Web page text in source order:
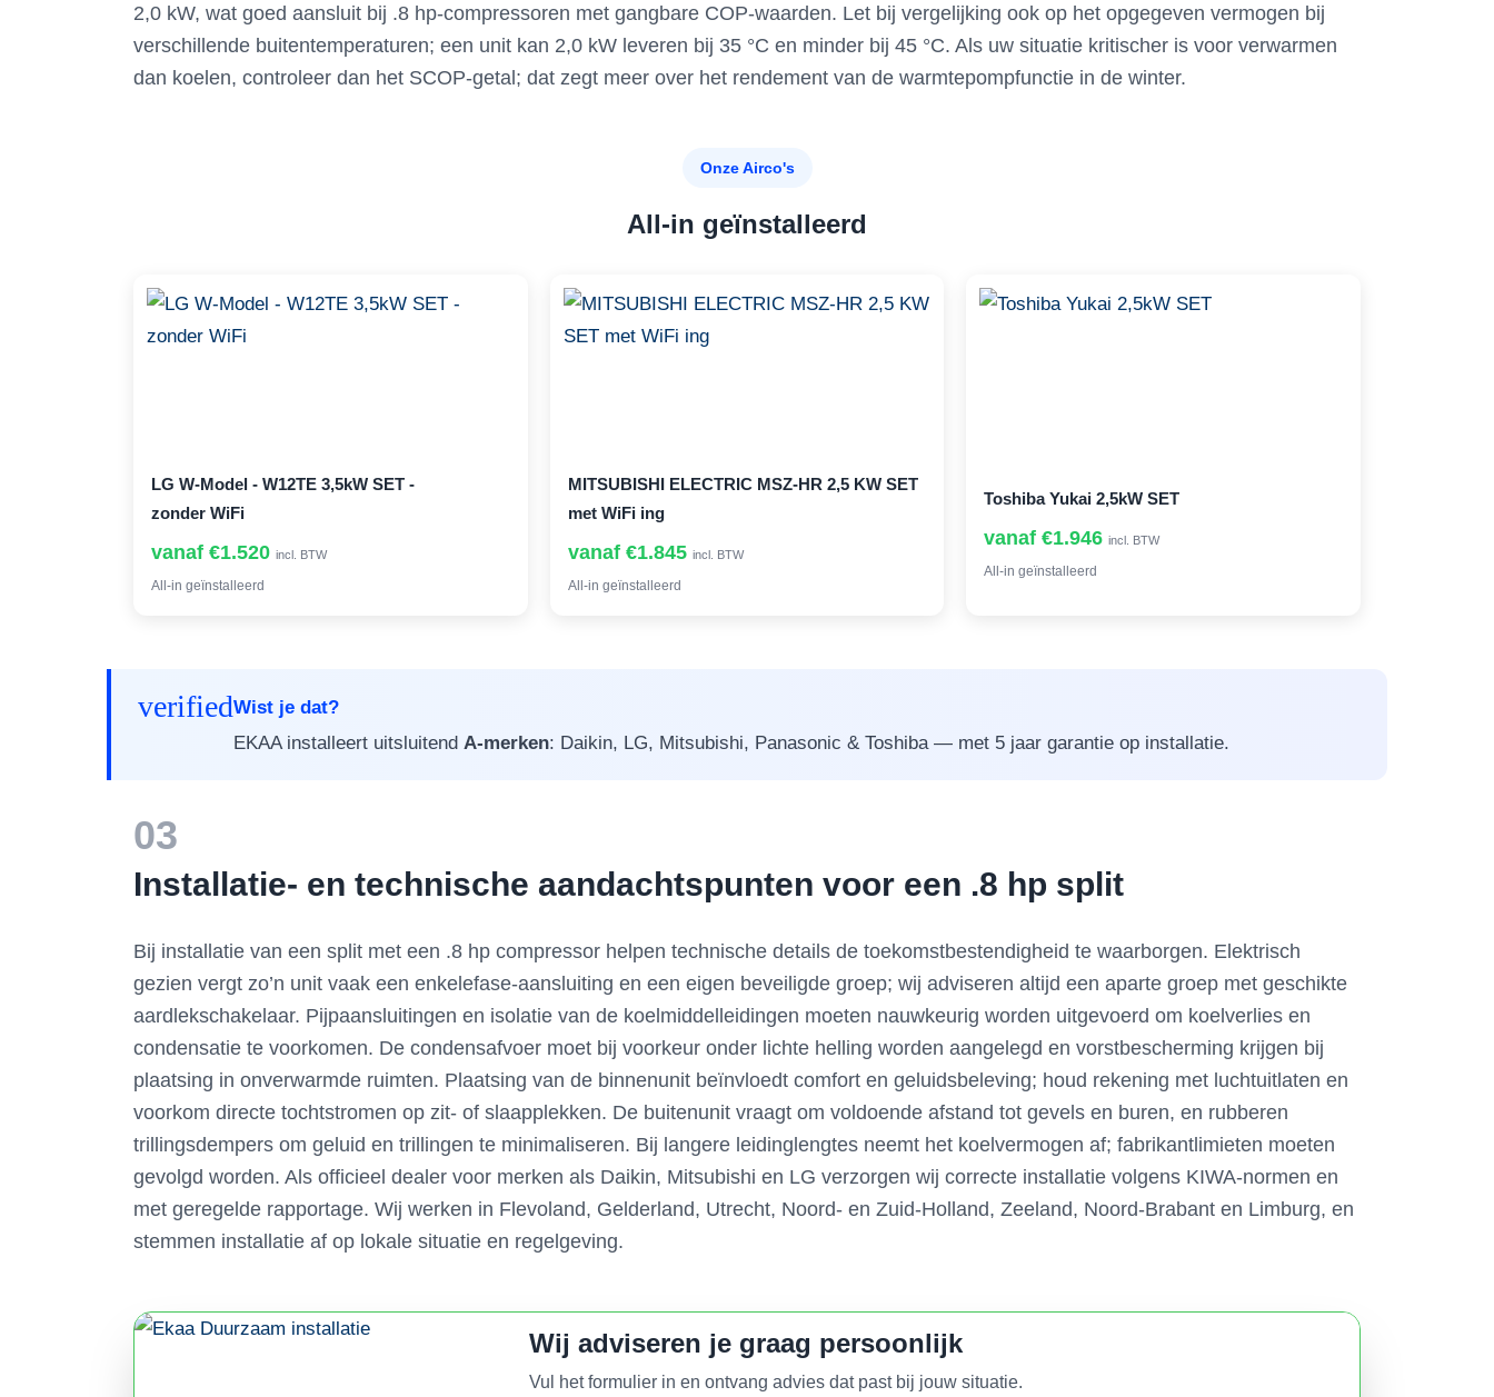
2,0 kW, wat goed aansluit bij .8 hp-compressoren met gangbare COP-waarden. Let bij vergelijking ook op het opgegeven vermogen bij
verschillende buitentemperaturen; een unit kan 2,0 kW leveren bij 35 °C en minder bij 45 °C. Als uw situatie kritischer is voor verwarmen
dan koelen, controleer dan het SCOP-getal; dat zegt meer over het rendement van de warmtepompfunctie in de winter.
Onze Airco's
All-in geïnstalleerd
LG W-Model - W12TE 3,5kW SET -
zonder WiFi
vanaf €1.520 incl. BTW
All-in geïnstalleerd
MITSUBISHI ELECTRIC MSZ-HR 2,5 KW SET
met WiFi ing
vanaf €1.845 incl. BTW
All-in geïnstalleerd
Toshiba Yukai 2,5kW SET
vanaf €1.946 incl. BTW
All-in geïnstalleerd
verifiedWist je dat?
EKAA installeert uitsluitend A-merken: Daikin, LG, Mitsubishi, Panasonic & Toshiba — met 5 jaar garantie op installatie.
03
Installatie- en technische aandachtspunten voor een .8 hp split
Bij installatie van een split met een .8 hp compressor helpen technische details de toekomstbestendigheid te waarborgen. Elektrisch
gezien vergt zo’n unit vaak een enkelefase-aansluiting en een eigen beveiligde groep; wij adviseren altijd een aparte groep met geschikte
aardlekschakelaar. Pijpaansluitingen en isolatie van de koelmiddelleidingen moeten nauwkeurig worden uitgevoerd om koelverlies en
condensatie te voorkomen. De condensafvoer moet bij voorkeur onder lichte helling worden aangelegd en vorstbescherming krijgen bij
plaatsing in onverwarmde ruimten. Plaatsing van de binnenunit beïnvloedt comfort en geluidsbeleving; houd rekening met luchtuitlaten en
voorkom directe tochtstromen op zit- of slaapplekken. De buitenunit vraagt om voldoende afstand tot gevels en buren, en rubberen
trillingsdempers om geluid en trillingen te minimaliseren. Bij langere leidinglengtes neemt het koelvermogen af; fabrikantlimieten moeten
gevolgd worden. Als officieel dealer voor merken als Daikin, Mitsubishi en LG verzorgen wij correcte installatie volgens KIWA-normen en
met geregelde rapportage. Wij werken in Flevoland, Gelderland, Utrecht, Noord- en Zuid-Holland, Zeeland, Noord-Brabant en Limburg, en
stemmen installatie af op lokale situatie en regelgeving.
Wij adviseren je graag persoonlijk
Vul het formulier in en ontvang advies dat past bij jouw situatie.